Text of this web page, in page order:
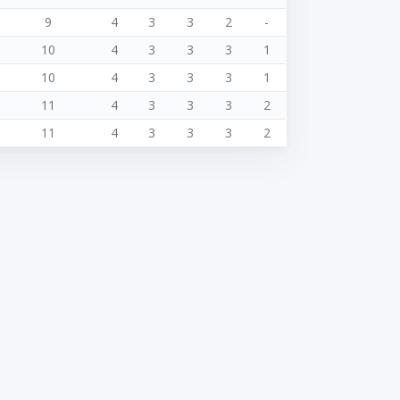
9 4 3 3 2
-
10 4 3 3 3
1
10 4 3 3 3
1
11 4 3 3 3
2
11 4 3 3 3 2